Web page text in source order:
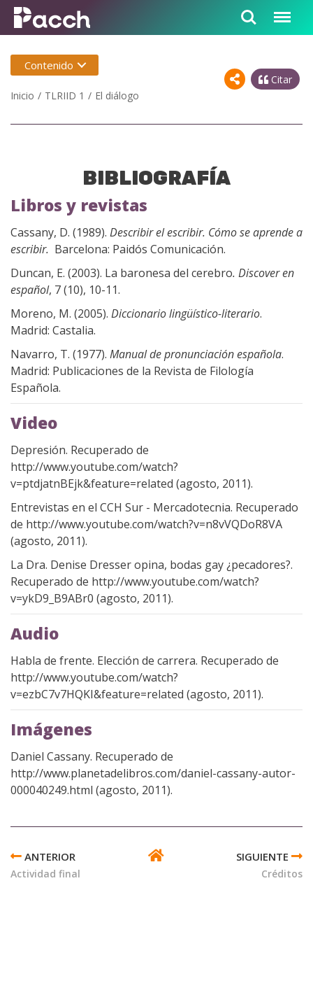
Citar
Inicio
TLRIID 1 El diálogo
Contenido
BIBLIOGRAFÍA
Libros y revistas
Cassany, D. (1989). Describir el escribir. Cómo se aprende a
escribir. Barcelona: Paidós Comunicación.
Duncan, E. (2003). La baronesa del cerebro. Discover en
español, 7 (10), 10-11.
Moreno, M. (2005). Diccionario lingüístico-literario.
Madrid: Castalia.
Navarro, T. (1977). Manual de pronunciación española.
Madrid: Publicaciones de la Revista de Filología
Española.
Video
Depresión. Recuperado de
http://www.youtube.com/watch?
v=ptdjatnBEjk&feature=related (agosto, 2011).
Entrevistas en el CCH Sur - Mercadotecnia. Recuperado
de http://www.youtube.com/watch?v=n8vVQDoR8VA
(agosto, 2011).
La Dra. Denise Dresser opina, bodas gay ¿pecadores?.
Recuperado de http://www.youtube.com/watch?
v=ykD9_B9ABr0 (agosto, 2011).
Audio
Habla de frente. Elección de carrera. Recuperado de
http://www.youtube.com/watch?
v=ezbC7v7HQKI&feature=related (agosto, 2011).
Imágenes
Daniel Cassany. Recuperado de
http://www.planetadelibros.com/daniel-cassany-autor-
000040249.html (agosto, 2011).
TRANSVERSALES
DE
Actividad final Créditos